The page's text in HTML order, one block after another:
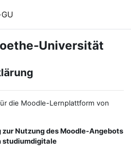
Universität
die Moodle-Lernplattform von
Nutzung des Moodle-Angebots
studiumdigitale